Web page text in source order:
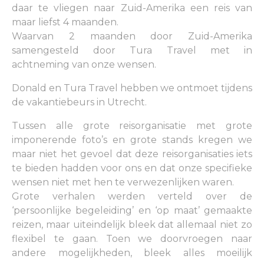
daar te vliegen naar Zuid-Amerika een reis van
maar liefst 4 maanden.
Waarvan 2 maanden door Zuid-Amerika
samengesteld door Tura Travel met in
achtneming van onze wensen.
Donald en Tura Travel hebben we ontmoet tijdens
de vakantiebeurs in Utrecht.
Tussen alle grote reisorganisatie met grote
imponerende foto’s en grote stands kregen we
maar niet het gevoel dat deze reisorganisaties iets
te bieden hadden voor ons en dat onze specifieke
wensen niet met hen te verwezenlijken waren.
Grote verhalen werden verteld over de
‘persoonlijke begeleiding’ en ‘op maat’ gemaakte
reizen, maar uiteindelijk bleek dat allemaal niet zo
flexibel te gaan. Toen we doorvroegen naar
andere mogelijkheden, bleek alles moeilijk